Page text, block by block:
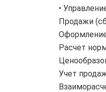
•
Продажи
Расчет
Учет